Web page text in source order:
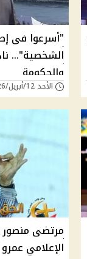
"أسرعوا فى
الشخصية"…
والحكومة
الأحد 12/أبريل/2026 - 11:43 م
مرتضى منصور
الإعلامي